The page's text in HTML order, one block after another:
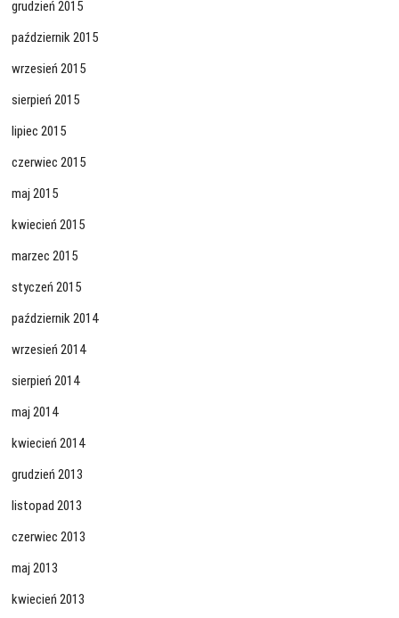
grudzień 2015
październik 2015
wrzesień 2015
sierpień 2015
lipiec 2015
czerwiec 2015
maj 2015
kwiecień 2015
marzec 2015
styczeń 2015
październik 2014
wrzesień 2014
sierpień 2014
maj 2014
kwiecień 2014
grudzień 2013
listopad 2013
czerwiec 2013
maj 2013
kwiecień 2013